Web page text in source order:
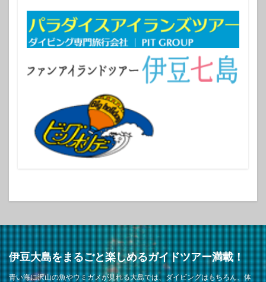
伊豆大島をまるごと楽しめるガイドツアー満載！
青い海に沢山の魚やウミガメが見れる大島では、ダイビングはもちろん、体